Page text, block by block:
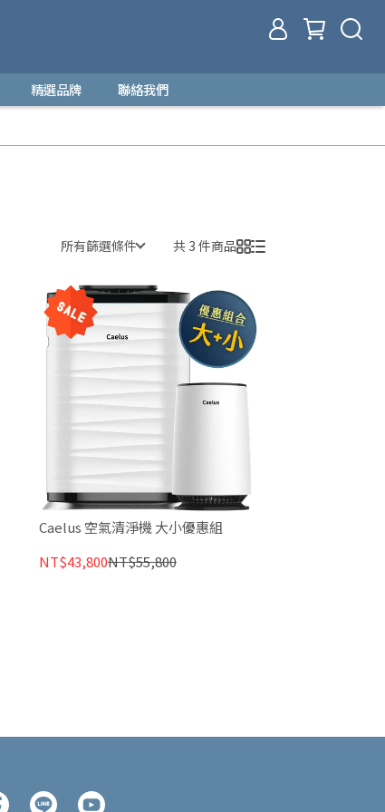
精選品牌 聯絡我們
所有篩選條件 共 3 件商品
Caelus 空氣清淨機 大小優惠組
NT$43,800NT$55,800